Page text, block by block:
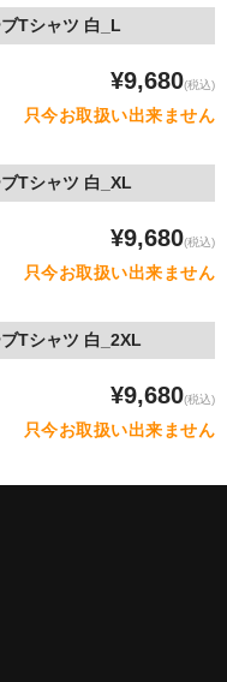
Tシャツ 白_L
¥9,680(税込)
只今お取扱い出来ません
Tシャツ 白_XL
¥9,680(税込)
只今お取扱い出来ません
Tシャツ 白_2XL
¥9,680(税込)
只今お取扱い出来ません